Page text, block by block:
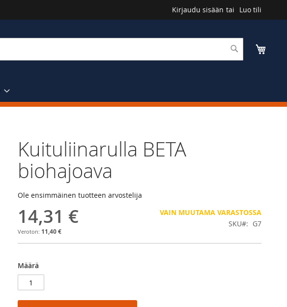
Kirjaudu sisään Luo tili
Kuituliinarulla BETA
biohajoava
Ole ensimmäinen tuotteen arvostelija
14,31 €
11,40 €
VAIN MUUTAMA VARASTOSSA
SKU
G7
Määrä